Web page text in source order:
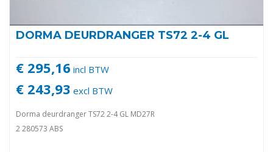
DORMA DEURDRANGER TS72 2-4 GL
€ 295,16 incl BTW
€ 243,93 excl BTW
Dorma deurdranger TS72 2-4 GL MD27R
2 280573 ABS